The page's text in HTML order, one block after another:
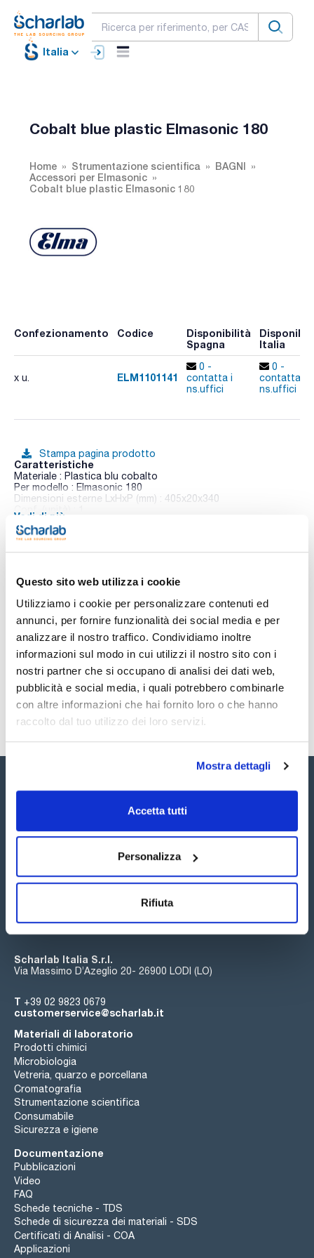
Questo sito web utilizza i cookie
Utilizziamo i cookie per personalizzare contenuti ed
annunci, per fornire funzionalità dei social media e per
analizzare il nostro traffico. Condividiamo inoltre
informazioni sul modo in cui utilizzi il nostro sito con i
nostri partner che si occupano di analisi dei dati web,
pubblicità e social media, i quali potrebbero combinarle
con altre informazioni che hai fornito loro o che hanno
raccolto dal tuo utilizzo dei loro servizi.
Mostra dettagli
Accetta tutti
Personalizza
Rifiuta
Italia
Cobalt blue plastic Elmasonic 180
Home Strumentazione scientifica
BAGNI
Accessori per Elmasonic
Cobalt blue plastic Elmasonic 180
Confezionamento Codice
Disponibilità
Spagna
Italia
x u. ELM1101141
0 -
contatta i
ns.uffici
0 -
contatta i
ns.uffici
Stampa pagina prodotto
Caratteristiche
Materiale : Plastica blu cobalto
Per modello : Elmasonic 180
Dimensioni esterne LxHxP (mm) : 405x20x340
Accessori per Elmasonic
Vedi di più
Documentazione tecnica
TDS / Scheda tecnica
Registrati per i download
Registrati per i download
Sicurezza
Registrati per i download
Scharlab Italia S.r.l.
Via Massimo D’Azeglio 20- 26900 LODI (LO)
T +39 02 9823 0679
customerservice@scharlab.it
Materiali di laboratorio
Prodotti chimici
Microbiologia
Vetreria, quarzo e porcellana
Cromatografia
Strumentazione scientifica
Consumabile
Sicurezza e igiene
Documentazione
Pubblicazioni
Video
FAQ
Schede tecniche - TDS
Schede di sicurezza dei materiali - SDS
Certificati di Analisi - COA
Applicazioni